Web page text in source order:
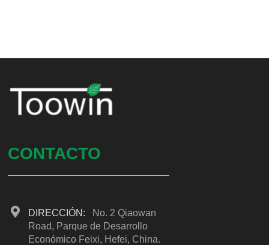
CONTACTO
DIRECCIÓN:
No. 2 Qiaowan
Road, Parque de Desarrollo
Económico Feixi, Hefei, China.